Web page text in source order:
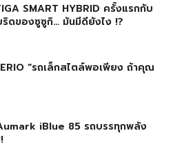
SMART HYBRID ครั้งแรกกับ
ริดของซูซูกิ… มันมีดียังไง !?
“รถเล็กสไตล์พอเพียง ถ้าคุณ
iBlue 85 รถบรรทุกพลัง